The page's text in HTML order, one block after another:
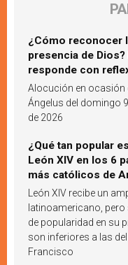
¿Cómo reconocer
presencia de Dios?
responde con
partir de un pasaje
Evangelio
Alocución en ocasión
Ángelus del domingo
de 2026
¿Qué tan popular
León XIV en los 6
más católicos de
Latina en 2026?
resultados de
León XIV recibe un
latinoamericano,
de popularidad en su
son inferiores a las
Francisco